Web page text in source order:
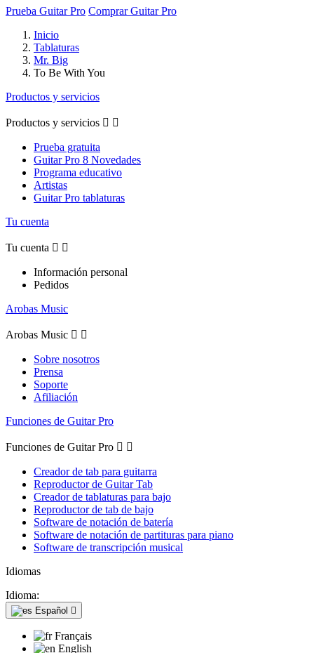
Prueba Guitar Pro Comprar Guitar Pro
Inicio
Tablaturas
Mr. Big
To Be With You
Productos y servicios
Productos y servicios  
Prueba gratuita
Guitar Pro 8 Novedades
Programa educativo
Artistas
Guitar Pro tablaturas
Tu cuenta
Tu cuenta  
Información personal
Pedidos
Arobas Music
Arobas Music  
Sobre nosotros
Prensa
Soporte
Afiliación
Funciones de Guitar Pro
Funciones de Guitar Pro  
Creador de tab para guitarra
Reproductor de Guitar Tab
Creador de tablaturas para bajo
Reproductor de tab de bajo
Software de notación de batería
Software de notación de partituras para piano
Software de transcripción musical
Idiomas
Idioma:
Español 
Français
English